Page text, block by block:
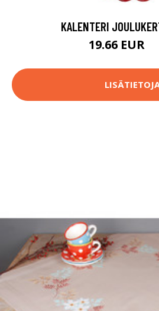
KALENTERI
19.66 EUR